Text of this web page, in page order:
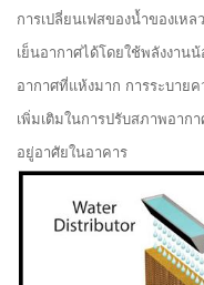
การเปลี่ยนเฟสของน้ำของเห
เย็นอากาศได้โดยใช้พลังงาน
อากาศที่แห้งมาก การระบาย
เพิ่มเติมในการปรับสภาพอา
อยู่อาศัยในอาคาร